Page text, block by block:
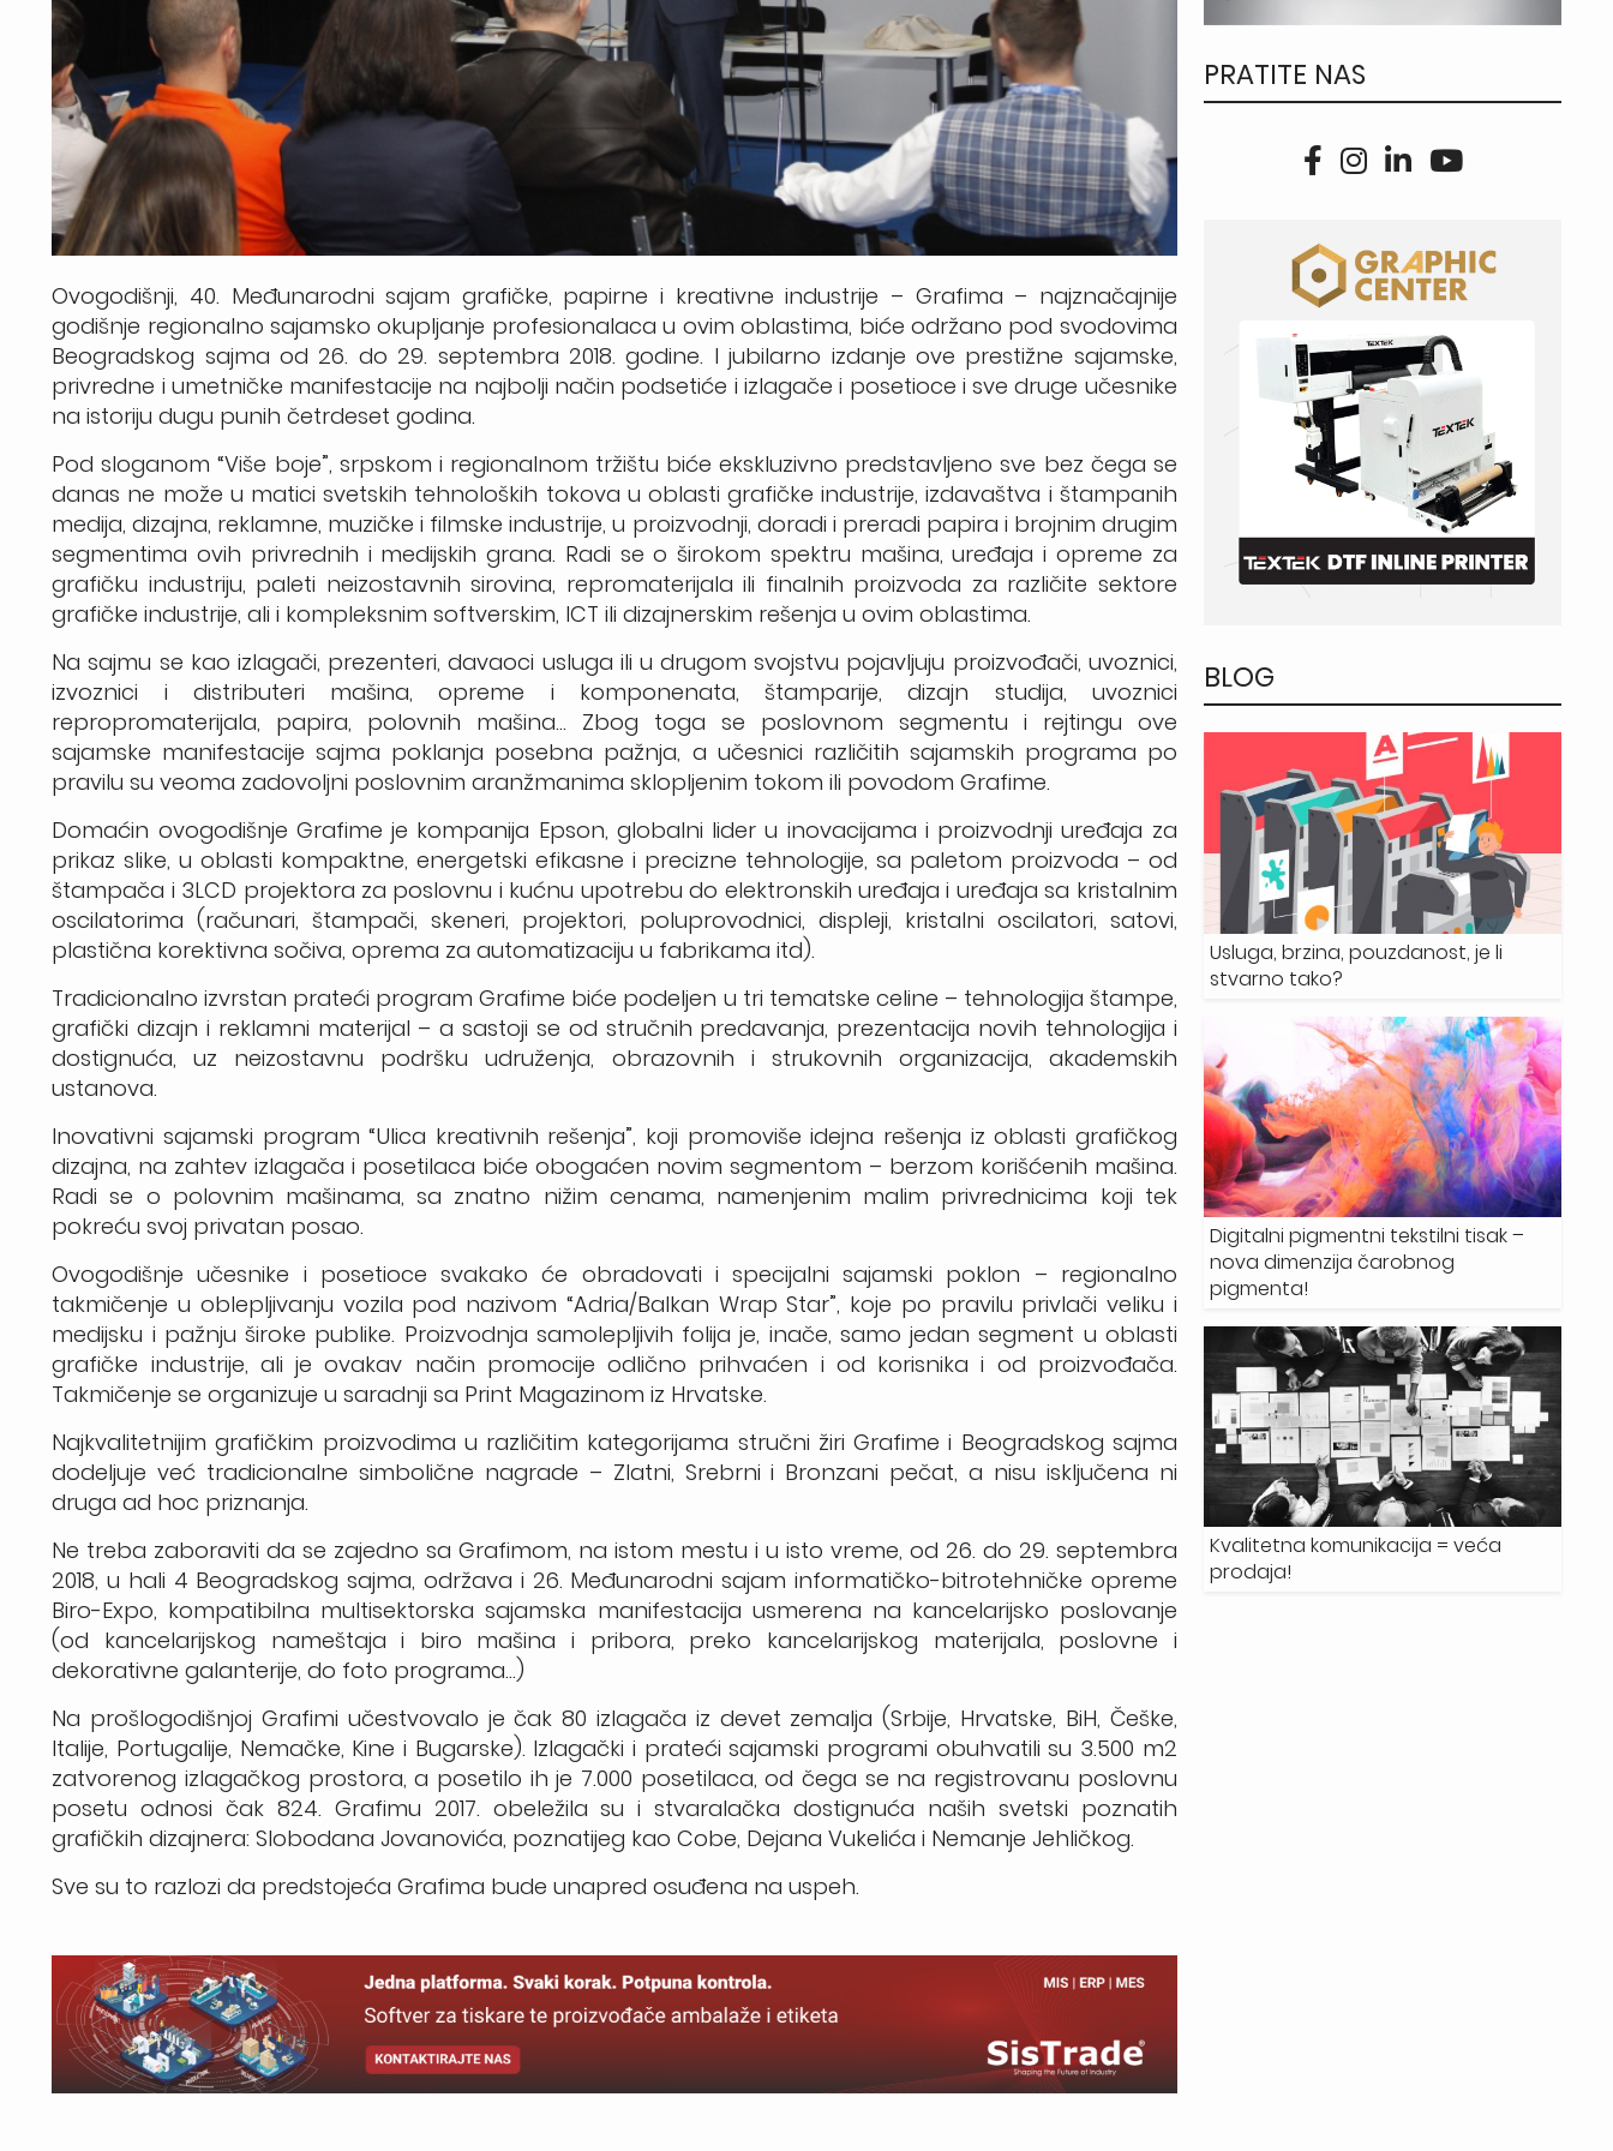
Ovogodišnji, 40. Međunarodni sajam grafičke, papirne i kreativne industrije – Grafima – najznačajnije
godišnje regionalno sajamsko okupljanje profesionalaca u ovim oblastima, biće održano pod svodovima
Beogradskog sajma od 26. do 29. septembra 2018. godine. I jubilarno izdanje ove prestižne sajamske,
privredne i umetničke manifestacije na najbolji način podsetiće i izlagače i posetioce i sve druge učesnike
na istoriju dugu punih četrdeset godina.
Pod sloganom “Više boje”, srpskom i regionalnom tržištu biće ekskluzivno predstavljeno sve bez čega se
danas ne može u matici svetskih tehnoloških tokova u oblasti grafičke industrije, izdavaštva i štampanih
medija, dizajna, reklamne, muzičke i filmske industrije, u proizvodnji, doradi i preradi papira i brojnim drugim
segmentima ovih privrednih i medijskih grana. Radi se o širokom spektru mašina, uređaja i opreme za
grafičku industriju, paleti neizostavnih sirovina, repromaterijala ili finalnih proizvoda za različite sektore
grafičke industrije, ali i kompleksnim softverskim, ICT ili dizajnerskim rešenja u ovim oblastima.
Na sajmu se kao izlagači, prezenteri, davaoci usluga ili u drugom svojstvu pojavljuju proizvođači, uvoznici,
izvoznici i distributeri mašina, opreme i komponenata, štamparije, dizajn studija, uvoznici
repropromaterijala, papira, polovnih mašina… Zbog toga se poslovnom segmentu i rejtingu ove
sajamske manifestacije sajma poklanja posebna pažnja, a učesnici različitih sajamskih programa po
pravilu su veoma zadovoljni poslovnim aranžmanima sklopljenim tokom ili povodom Grafime.
Domaćin ovogodišnje Grafime je kompanija Epson, globalni lider u inovacijama i proizvodnji uređaja za
prikaz slike, u oblasti kompaktne, energetski efikasne i precizne tehnologije, sa paletom proizvoda – od
štampača i 3LCD projektora za poslovnu i kućnu upotrebu do elektronskih uređaja i uređaja sa kristalnim
oscilatorima (računari, štampači, skeneri, projektori, poluprovodnici, displeji, kristalni oscilatori, satovi,
plastična korektivna sočiva, oprema za automatizaciju u fabrikama itd).
Tradicionalno izvrstan prateći program Grafime biće podeljen u tri tematske celine – tehnologija štampe,
grafički dizajn i reklamni materijal –asastoji se od stručnih predavanja, prezentacija novih tehnologija i
dostignuća, uz neizostavnu podršku udruženja, obrazovnih i strukovnih organizacija, akademskih
ustanova.
Inovativni sajamski program “Ulica kreativnih rešenja”, koji promoviše idejna rešenja iz oblasti grafičkog
dizajna, na zahtev izlagača i posetilaca biće obogaćen novim segmentom – berzom korišćenih mašina.
Radi se o polovnim mašinama, sa znatno nižim cenama, namenjenim malim privrednicima koji tek
pokreću svoj privatan posao.
Ovogodišnje učesnike i posetioce svakako će obradovati i specijalni sajamski poklon – regionalno
takmičenje u oblepljivanju vozila pod nazivom “Adria/Balkan Wrap Star”, koje po pravilu privlači veliku i
medijsku i pažnju široke publike. Proizvodnja samolepljivih folija je, inače, samo jedan segment u oblasti
grafičke industrije, ali je ovakav način promocije odlično prihvaćen i od korisnika i od proizvođača.
Takmičenje se organizuje u saradnji sa Print Magazinom iz Hrvatske.
Najkvalitetnijim grafičkim proizvodima u različitim kategorijama stručni žiri Grafime i Beogradskog sajma
dodeljuje već tradicionalne simbolične nagrade – Zlatni, Srebrni i Bronzani pečat, a nisu isključena ni
druga ad hoc priznanja.
Ne treba zaboraviti da se zajedno sa Grafimom, na istom mestu i u isto vreme, od 26. do 29. septembra
2018, u hali 4 Beogradskog sajma, održava i 26. Međunarodni sajam informatičko-bitrotehničke opreme
Biro-Expo, kompatibilna multisektorska sajamska manifestacija usmerena na kancelarijsko poslovanje
(od kancelarijskog nameštaja i biro mašina i pribora, preko kancelarijskog materijala, poslovne i
dekorativne galanterije, do foto programa…)
Na prošlogodišnjoj Grafimi učestvovalo je čak 80 izlagača iz devet zemalja (Srbije, Hrvatske, BiH, Češke,
Italije, Portugalije, Nemačke, Kine i Bugarske). Izlagački i prateći sajamski programi obuhvatili su 3.500 m2
zatvorenog izlagačkog prostora, a posetilo ih je 7.000 posetilaca, od čega se na registrovanu poslovnu
posetu odnosi čak 824. Grafimu 2017. obeležila su istvaralačka dostignuća naših svetski poznatih
grafičkih dizajnera: Slobodana Jovanovića, poznatijeg kao Cobe, Dejana Vukelića i Nemanje Jehličkog.
Sve su to razlozi da predstojeća Grafima bude unapred osuđena na uspeh.
PRATITE NAS
BLOG
Usluga, brzina, pouzdanost, je li
stvarno tako?
Digitalni pigmentni tekstilni tisak –
nova dimenzija čarobnog
pigmenta!
Kvalitetna komunikacija = veća
prodaja!